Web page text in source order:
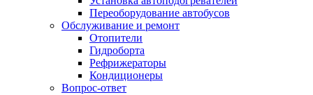
Переоборудование автобусов
Обслуживание и ремонт
Отопители
Гидроборта
Рефрижераторы
Кондиционеры
Вопрос-ответ